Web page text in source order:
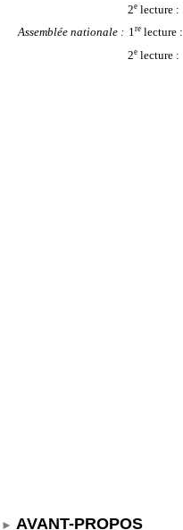
2e lecture :
Assemblée nationale : 1re lecture :
2electure :
AVANT-PROPOS